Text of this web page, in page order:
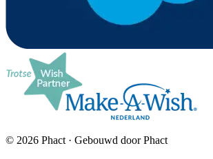
© 2026 Phact · Gebouwd door Phact